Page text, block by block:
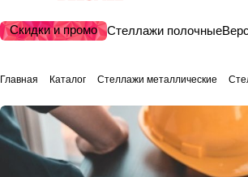
Скидки и промо Стеллажи полочные
Главная Каталог Стеллажи металлические